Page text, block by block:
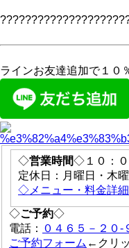
ラインお友達追加で１０
◇営業時間◇１０：０
定休日：月曜日・木曜
◇メニュー・料金詳
◇ご予約◇
電話： ０４６５－２０-
ご予約フォーム ←クリ